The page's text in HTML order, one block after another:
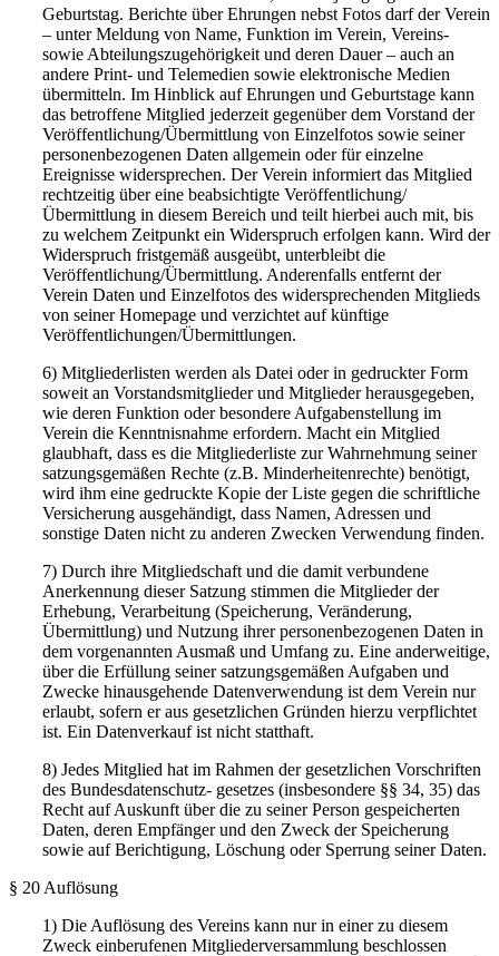
Geburtstag. Berichte über Ehrungen nebst Fotos darf der Verein
– unter Meldung von Name, Funktion im Verein, Vereins-
sowie Abteilungszugehörigkeit und deren Dauer – auch an
andere Print- und Telemedien sowie elektronische Medien
übermitteln. Im Hinblick auf Ehrungen und Geburtstage kann
das betroffene Mitglied jederzeit gegenüber dem Vorstand der
Veröffentlichung/Übermittlung von Einzelfotos sowie seiner
personenbezogenen Daten allgemein oder für einzelne
Ereignisse widersprechen. Der Verein informiert das Mitglied
rechtzeitig über eine beabsichtigte Veröffentlichung/
Übermittlung in diesem Bereich und teilt hierbei auch mit, bis
zu welchem Zeitpunkt ein Widerspruch erfolgen kann. Wird der
Widerspruch fristgemäß ausgeübt, unterbleibt die
Veröffentlichung/Übermittlung. Anderenfalls entfernt der
Verein Daten und Einzelfotos des widersprechenden Mitglieds
von seiner Homepage und verzichtet auf künftige
Veröffentlichungen/Übermittlungen.
6) Mitgliederlisten werden als Datei oder in gedruckter Form
soweit an Vorstandsmitglieder und Mitglieder herausgegeben,
wie deren Funktion oder besondere Aufgabenstellung im
Verein die Kenntnisnahme erfordern. Macht ein Mitglied
glaubhaft, dass es die Mitgliederliste zur Wahrnehmung seiner
satzungsgemäßen Rechte (z.B. Minderheitenrechte) benötigt,
wird ihm eine gedruckte Kopie der Liste gegen die schriftliche
Versicherung ausgehändigt, dass Namen, Adressen und
sonstige Daten nicht zu anderen Zwecken Verwendung finden.
7) Durch ihre Mitgliedschaft und die damit verbundene
Anerkennung dieser Satzung stimmen die Mitglieder der
Erhebung, Verarbeitung (Speicherung, Veränderung,
Übermittlung) und Nutzung ihrer personenbezogenen Daten in
dem vorgenannten Ausmaß und Umfang zu. Eine anderweitige,
über die Erfüllung seiner satzungsgemäßen Aufgaben und
Zwecke hinausgehende Datenverwendung ist dem Verein nur
erlaubt, sofern er aus gesetzlichen Gründen hierzu verpflichtet
ist. Ein Datenverkauf ist nicht statthaft.
8) Jedes Mitglied hat im Rahmen der gesetzlichen Vorschriften
des Bundesdatenschutz- gesetzes (insbesondere §§ 34, 35) das
Recht auf Auskunft über die zu seiner Person gespeicherten
Daten, deren Empfänger und den Zweck der Speicherung
sowie auf Berichtigung, Löschung oder Sperrung seiner Daten.
§ 20 Auflösung
1) Die Auflösung des Vereins kann nur in einer zu diesem
Zweck einberufenen Mitgliederversammlung beschlossen